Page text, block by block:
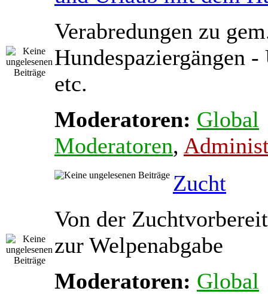
Verabredungen zu
Hundespaziergängen
etc.
Moderatoren: Global
Moderatoren,
Zucht
Von der
zur Welpenabgabe
Moderatoren: Global